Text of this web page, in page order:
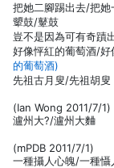
把她二腳踢出去/把她
顰鼓/鼙鼓
豈不是因為可有奇蹟
好像怦紅的葡萄酒/
的葡萄酒)
先祖古月叟/先祖胡叟
(Ian Wong 2011/7/1)
瀘州大?/瀘州大麯
(mPDB 2011/7/1)
一種攝人心魄/一種懾